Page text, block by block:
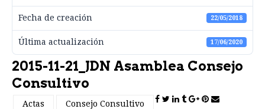
Fecha de creación 22/05/2018
Última actualización 17/06/2020
2015-11-21_JDN Asamblea Consejo
Consultivo
Actas Consejo Consultivo